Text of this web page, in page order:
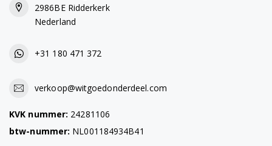
BCO260CD 0132504004
BCO261 0132551000
BCO261 0132551003
2986BE Ridderkerk
Nederland
+31 180 471 372
verkoop@witgoedonderdeel.com
KVK nummer: 24281106
btw-nummer: NL001184934B41